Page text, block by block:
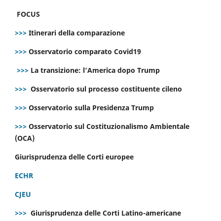
FOCUS
>>> Itinerari della comparazione
>>> Osservatorio comparato Covid19
>>> La transizione: l’America dopo Trump
>>> Osservatorio sul processo costituente cileno
>>> Osservatorio sulla Presidenza Trump
>>> Osservatorio sul Costituzionalismo Ambientale
(OCA)
Giurisprudenza delle Corti europee
ECHR
CJEU
>>> Giurisprudenza delle Corti Latino-americane